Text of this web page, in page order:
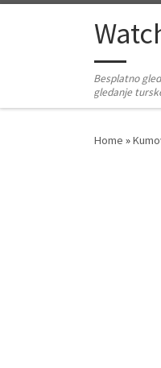
Skip to content
Besplatno
gledanje
Home »